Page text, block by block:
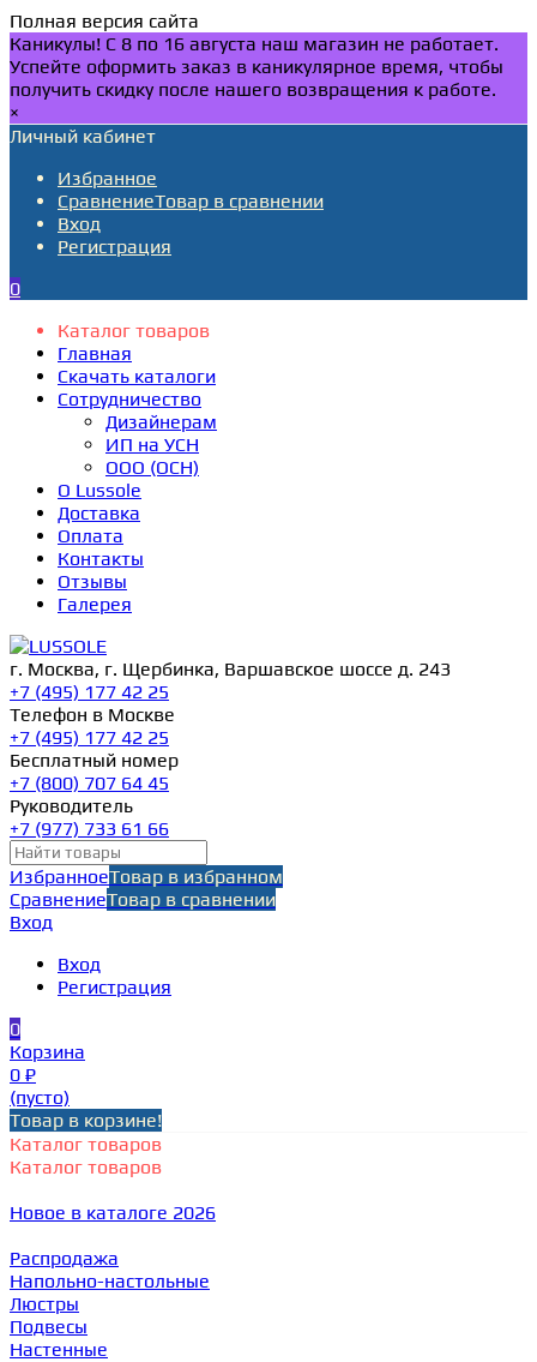
Полная версия сайта
Каникулы! С 8 по 16 августа наш магазин не работает.
Успейте оформить заказ в каникулярное время, чтобы
получить скидку после нашего возвращения к работе.
×
Личный кабинет
Избранное
СравнениеТовар в сравнении
Вход
Регистрация
0
Каталог товаров
Главная
Скачать каталоги
Сотрудничество
Дизайнерам
ИП на УСН
ООО (ОСН)
О Lussole
Доставка
Оплата
Контакты
Отзывы
Галерея
г. Москва, г. Щербинка, Варшавское шоссе д. 243
+7 (495) 177 42 25
Телефон в Москве
+7 (495) 177 42 25
Бесплатный номер
+7 (800) 707 64 45
Руководитель
+7 (977) 733 61 66
ИзбранноеТовар в избранном
СравнениеТовар в сравнении
Вход
Вход
Регистрация
0
Корзина
0 ₽
(пусто)
Товар в корзине!
Каталог товаров
Каталог товаров
Новое в каталоге 2026
Распродажа
Напольно-настольные
Люстры
Подвесы
Настенные